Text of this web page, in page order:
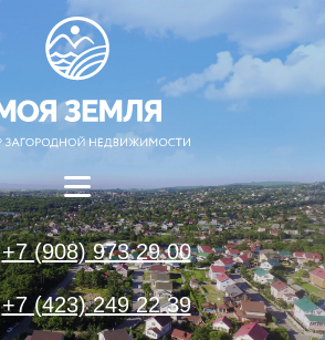
+7 (908) 973 29 00
+7 (423) 249 22 39